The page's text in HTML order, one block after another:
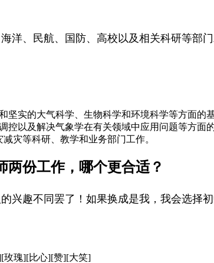
洋、民航、国防、高校以及相关科研等部门
坚实的大气科学、生物科学和环境科学等方面
控以及解决气象学在有关领域中应用问题等方
灾等科研、教学和业务部门工作。
两份工作，哪个更合适？
兴趣不同罢了！如果换成是我，我会选择
玫瑰][比心][赞][大笑]